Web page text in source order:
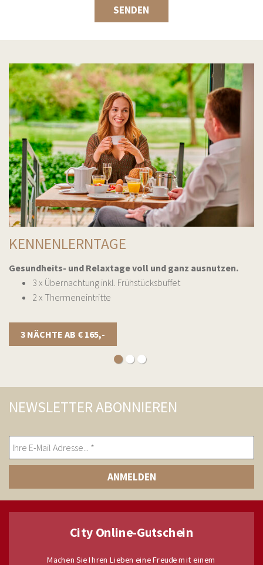
KENNENLERNTAGE
Gesundheits- und Relaxtage voll und ganz ausnutzen.
3 x Übernachtung inkl. Frühstücksbuffet
2 x Thermeneintritte
3 NÄCHTE AB € 165,-
NEWSLETTER ABONNIEREN
City Online-Gutschein
Machen Sie Ihren Lieben eine Freude mit einem